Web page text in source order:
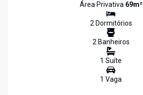
Área Privativa 69m²
2Dormitórios
2Banheiros
1 Suíte
1 Vaga